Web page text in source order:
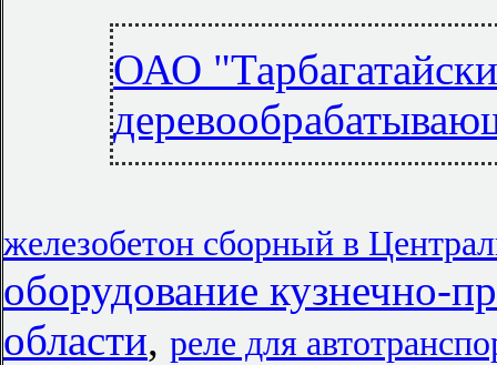
ОАО
железобетон сборный в
оборудование кузнечно-
области, реле для